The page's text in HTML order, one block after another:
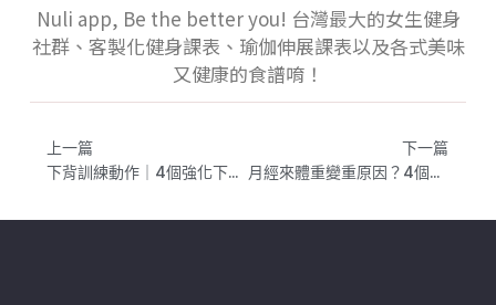
Nuli app, Be the better you! 台灣最大的女生健身
社群、客製化健身課表、瑜伽伸展課表以及各式美味
又健康的食譜唷！
上一篇
下背訓練動作｜4個強化下背肌力的動作，告別腰痠背痛
下一篇
月經來體重變重原因？4個科學解析，告訴你到底是胖了還是水腫了